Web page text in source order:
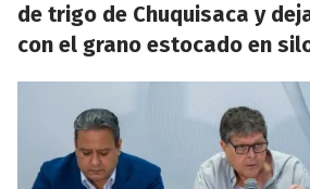
de trigo de Chuquisaca y
con el grano estocado en